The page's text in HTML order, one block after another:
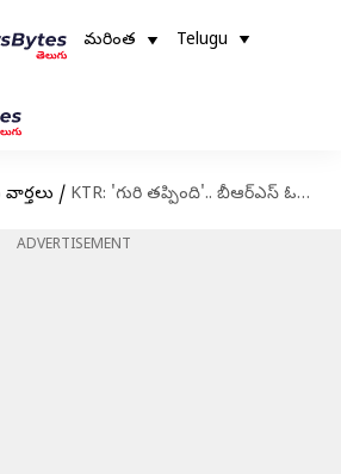
మరింత Telugu
/ KTR: 'గురి తప్పింది'.. బీఆర్ఎస్ ఓటమిపై కేటీఆర్ ఆసక్తికర ట్వీట్
ADVERTISEMENT